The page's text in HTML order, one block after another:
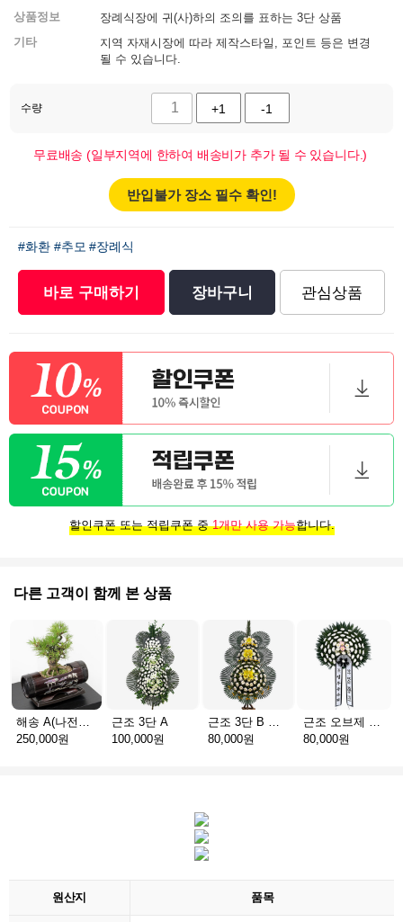
상품정보
장례식장에 귀(사)하의 조의를 표하는 3단 상품
기타
지역 자재시장에 따라 제작스타일, 포인트 등은 변경
될 수 있습니다.
수량 +1 -1
무료배송 (일부지역에 한하여 배송비가 추가 될 수 있습니다.)
반입불가 장소 필수 확인!
#화환 #추모 #장례식
바로 구매하기 장바구니 관심상품
할인쿠폰 또는 적립쿠폰 중1개만 사용 가능합니다.
다른 고객이 함께 본 상품
해송 A(나전칠기)
250,000원
근조 3단 A
100,000원
근조 3단 B 실속형
80,000원
근조 오브제 1단 B
80,000원
원산지 품목